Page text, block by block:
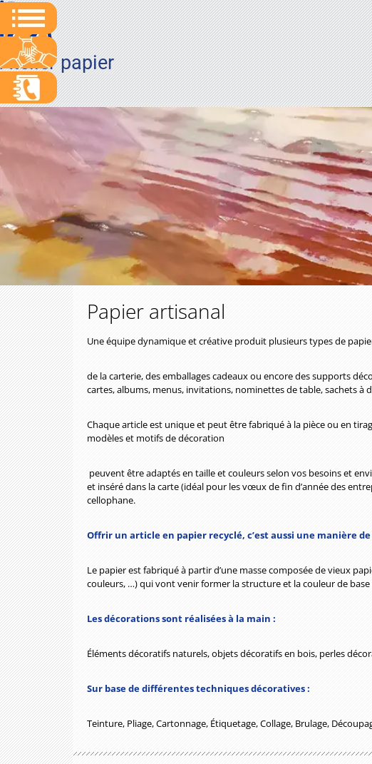
Atelier papier
Papier artisanal
Une équipe dynamique et créative produit plusieurs types de
de la carterie, des emballages cadeaux ou encore des supports
cartes, albums, menus, invitations, nominettes de table, sachets
Chaque article est unique et peut être fabriqué à la pièce ou en
modèles et motifs de décoration
peuvent être adaptés en taille et couleurs selon vos besoins et
et inséré dans la carte (idéal pour les vœux de fin d’année des
cellophane.
Offrir un article en papier recyclé, c’est aussi une manière
Le papier est fabriqué à partir d’une masse composée de vieux
couleurs, …) qui vont venir former la structure et la couleur de base
Les décorations sont réalisées à la main :
Éléments décoratifs naturels, objets décoratifs en bois, perles
Sur base de différentes techniques décoratives :
Teinture, Pliage, Cartonnage, Étiquetage, Collage, Brulage,